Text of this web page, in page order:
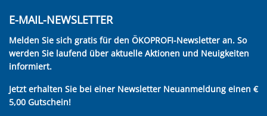
E-MAIL-NEWSLETTER
Melden Sie sich gratis für den ÖKOPROFI-Newsletter an. So
werden Sie laufend über aktuelle Aktionen und Neuigkeiten
informiert.
Jetzt erhalten Sie bei einer Newsletter Neuanmeldung einen €
5,00 Gutschein!